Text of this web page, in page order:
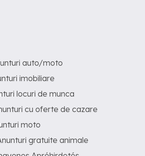
auto/moto
imobiliare
locuri de munca
cu oferte de cazare
moto
gratuite animale